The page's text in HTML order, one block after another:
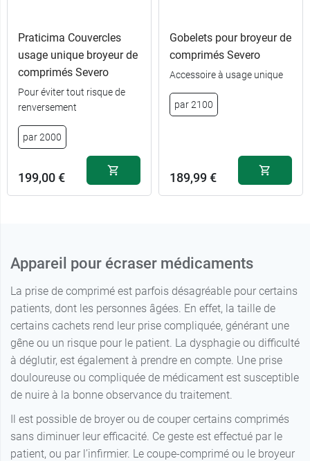
Praticima Couvercles
usage unique broyeur de
comprimés Severo
Pour éviter tout risque de
renversement
par 2000
199,00 €
Gobelets pour broyeur de
comprimés Severo
Accessoire à usage unique
par 2100
189,99 €
Appareil pour écraser médicaments
La prise de comprimé est parfois désagréable pour certains
patients, dont les personnes âgées. En effet, la taille de
certains cachets rend leur prise compliquée, générant une
gêne ou un risque pour le patient. La dysphagie ou difficulté
à déglutir, est également à prendre en compte. Une prise
douloureuse ou compliquée de médicament est susceptible
de nuire à la bonne observance du traitement.
Il est possible de broyer ou de couper certains comprimés
sans diminuer leur efficacité. Ce geste est effectué par le
patient, ou par l’infirmier. Le coupe-comprimé ou le broyeur